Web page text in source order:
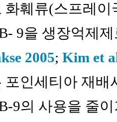
화훼류(스프레
9을 생장억제
2005; Kim et
포인세티아 재배
9의 사용을 줄